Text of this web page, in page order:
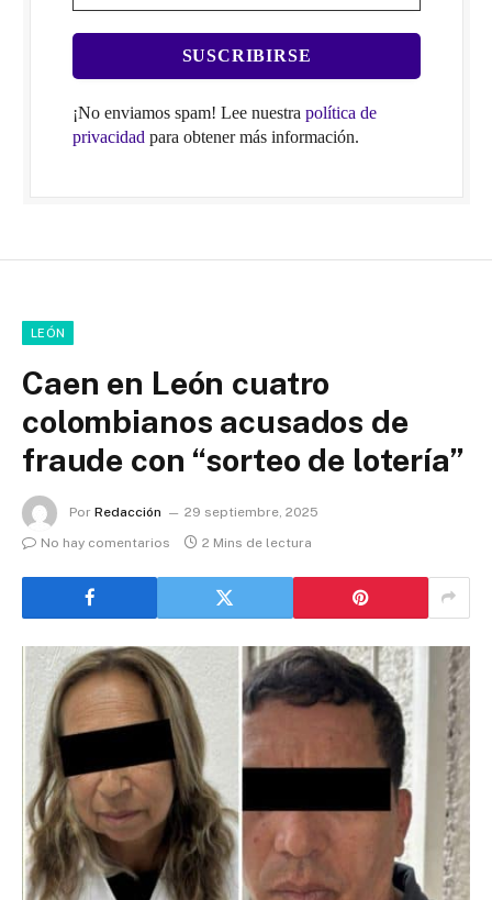
¡No enviamos spam! Lee nuestra política de
privacidad para obtener más información.
LEÓN
Caen en León cuatro
colombianos acusados de
fraude con “sorteo de lotería”
Por Redacción
29 septiembre, 2025
No hay comentarios
2 Mins de lectura